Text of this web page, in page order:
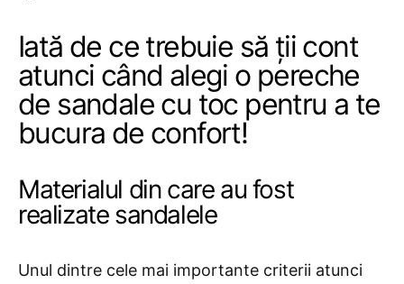
Iată de ce trebuie să ții cont
atunci când alegi o pereche
de sandale cu toc pentru a te
bucura de confort!
Materialul din care au fost
realizate sandalele
Unul dintre cele mai importante criterii atunci